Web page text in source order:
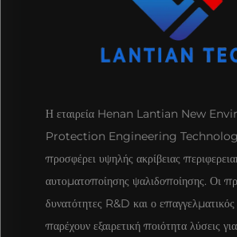
Η εταιρεία Henan Lantian New
Protection Engineering
προσφέρει υψηλής ακρίβειας
αυτοματοποίησης ψαλιδοποίησης. Οι
δυνατότητες R&D και ο
παρέχουν εξαιρετική ποιότητα λύσεις